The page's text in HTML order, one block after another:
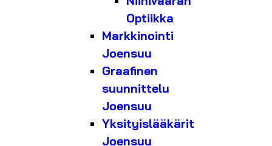
Optiikka
Markkinointi
Joensuu
Graafinen
suunnittelu
Joensuu
Yksityislääkärit
Joensuu